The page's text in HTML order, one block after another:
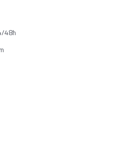
48h